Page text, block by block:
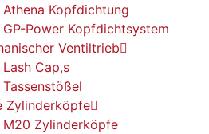
Athena Kopfdichtung
GP-Power Kopfdichtsystem
Ventiltrieb
Lash Cap,s
Tassenstößel
Zylinderköpfe
M20 Zylinderköpfe